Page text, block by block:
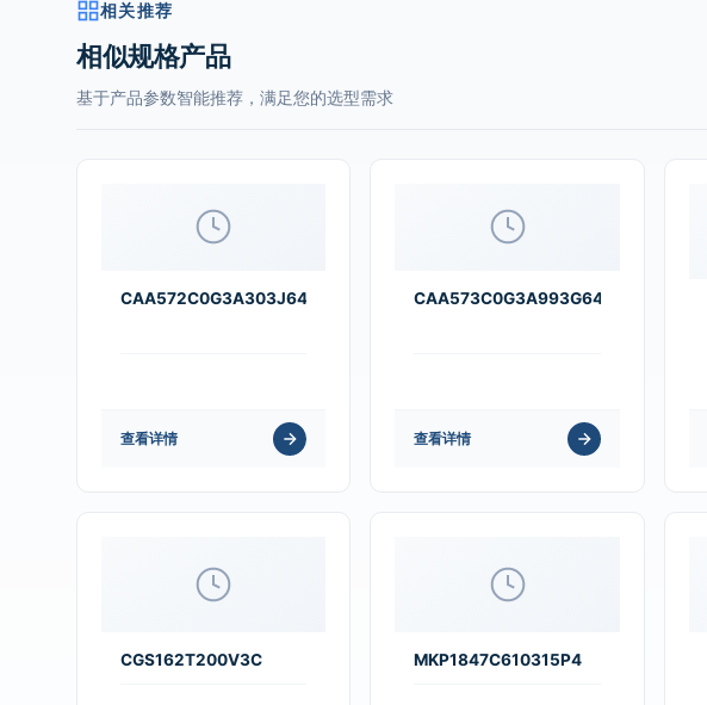
相关推荐
相似规格产品
基于产品参数智能推荐，满足您的选型需求
CAA572C0G3A303J640LJ
查看详情
CAA573C0G3A993G640LJ
查看详情
CGS162T200V3C MKP1847C610315P4